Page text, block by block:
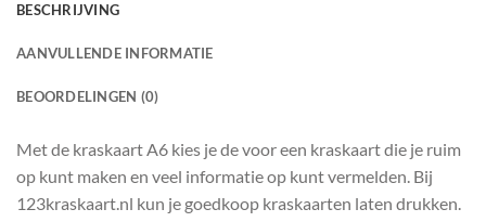
BESCHRIJVING
AANVULLENDE INFORMATIE
BEOORDELINGEN (0)
Met de kraskaart A6 kies je de voor een kraskaart die je ruim
op kunt maken en veel informatie op kunt vermelden. Bij
123kraskaart.nl kun je goedkoop kraskaarten laten drukken.